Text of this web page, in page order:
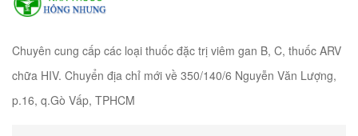
Chuyên cung cấp các loại thuốc đặc trị viêm gan B, C, thuốc ARV
chữa HIV. Chuyển địa chỉ mới về 350/140/6 Nguyễn Văn Lượng,
p.16, q.Gò Vấp, TPHCM